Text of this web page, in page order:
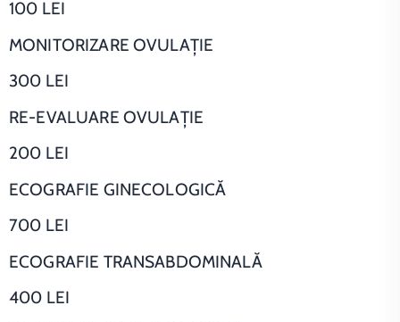
100 LEI
MONITORIZARE OVULAŢIE
300 LEI
RE-EVALUARE OVULAŢIE
200 LEI
ECOGRAFIE GINECOLOGICĂ
700 LEI
ECOGRAFIE TRANSABDOMINALĂ
400 LEI